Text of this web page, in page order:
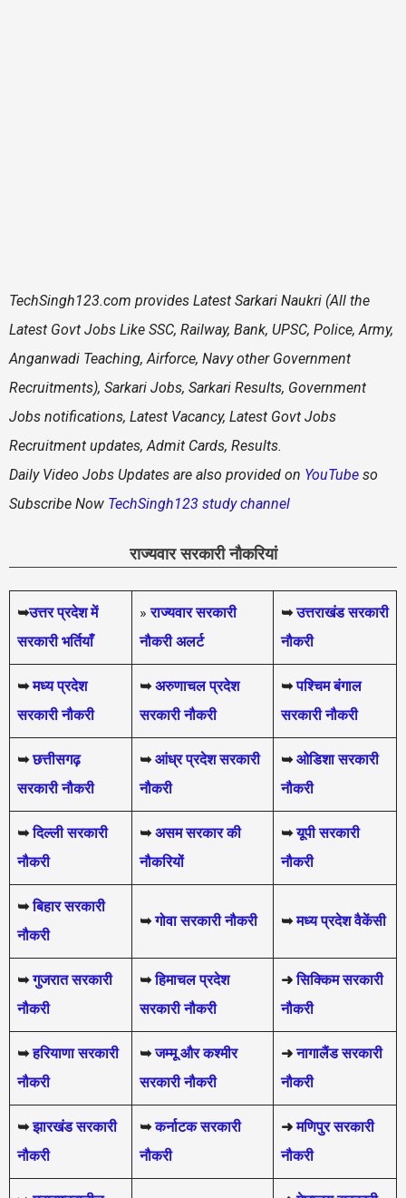
TechSingh123.com provides Latest Sarkari Naukri (All the
Latest Govt Jobs Like SSC, Railway, Bank, UPSC, Police, Army,
Anganwadi Teaching, Airforce, Navy other Government
Recruitments), Sarkari Jobs, Sarkari Results, Government
Jobs notifications, Latest Vacancy, Latest Govt Jobs
Recruitment updates, Admit Cards, Results.
Daily Video Jobs Updates are also provided on YouTube so
Subscribe Now TechSingh123 study channel
राज्यवार सरकारी नौकरियां
➥उत्तर प्रदेश में
सरकारी भर्तियाँ
»राज्यवार सरकारी
नौकरी अलर्ट
➥ उत्तराखंड सरकारी
नौकरी
➥ मध्य प्रदेश
सरकारी नौकरी
➥ अरुणाचल प्रदेश
सरकारी नौकरी
➥ पश्चिम बंगाल
सरकारी नौकरी
➥ छत्तीसगढ़
सरकारी नौकरी
➥आंध्र प्रदेश सरकारी
नौकरी
➥ ओडिशा सरकारी
नौकरी
➥ दिल्ली सरकारी
नौकरी
➥असम सरकार की
नौकरियों
➥ यूपी सरकारी
नौकरी
➥बिहार सरकारी
नौकरी
➥गोवा सरकारी नौकरी ➥ मध्य प्रदेश वैकेंसी
➥ गुजरात सरकारी
नौकरी
➥हिमाचल प्रदेश
सरकारी नौकरी
➜ सिक्किम सरकारी
नौकरी
➥हरियाणा सरकारी
नौकरी
➥जम्मू और कश्मीर
सरकारी नौकरी
➜ नागालैंड सरकारी
नौकरी
➥ झारखंड सरकारी
नौकरी
➥ कर्नाटक सरकारी
नौकरी
➜ मणिपुर सरकारी
नौकरी